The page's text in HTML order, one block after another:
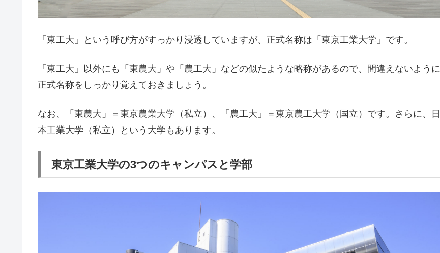
「東工大」という呼び方がすっかり浸透していますが、正式名称は「東京工業大学」です。
「東工大」以外にも「東農大」や「農工大」などの似たような略称があるので、間違えないように
正式名称をしっかり覚えておきましょう。
なお、「東農大」＝東京農業大学（私立）、「農工大」＝東京農工大学（国立）です。さらに、日
本工業大学（私立）という大学もあります。
東京工業大学の3つのキャンパスと学部